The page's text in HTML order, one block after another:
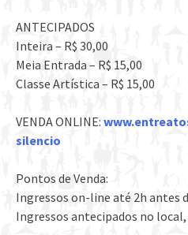
ANTECIPADOS
Inteira – R$ 30,00
Meia Entrada – R$ 15,00
Classe Artística – R$ 15,00
VENDA ONLINE:
silencio
Pontos de Venda:
​Ingressos on-line até 2h antes
Ingressos antecipados no